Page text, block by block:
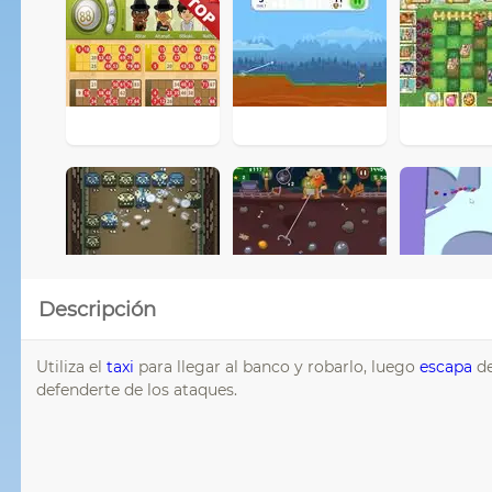
Descripción
Utiliza el taxi para llegar al banco y robarlo, luego escapa
defenderte de los ataques.